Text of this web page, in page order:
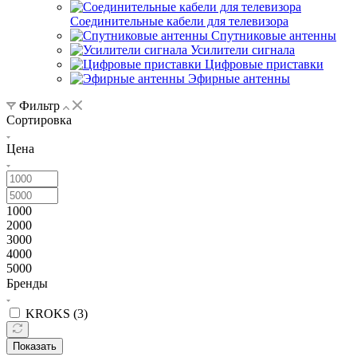
Соединительные кабели для телевизора
Спутниковые антенны
Усилители сигнала
Цифровые приставки
Эфирные антенны
Фильтр
Сортировка
Цена
1000
2000
3000
4000
5000
Бренды
KROKS (3)
Показать